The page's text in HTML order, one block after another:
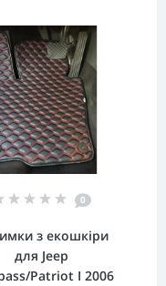
0
з екошкіри
для Jeep
Patriot I 2006